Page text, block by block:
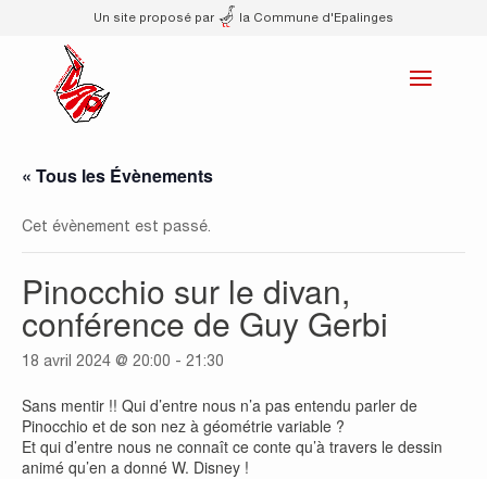
Un site proposé par la Commune d'Epalinges
« Tous les Évènements
Cet évènement est passé.
Pinocchio sur le divan,
conférence de Guy Gerbi
18 avril 2024 @ 20:00 - 21:30
Sans mentir !! Qui d’entre nous n’a pas entendu parler de
Pinocchio et de son nez à géométrie variable ?
Et qui d’entre nous ne connaît ce conte qu’à travers le dessin
animé qu’en a donné W. Disney !